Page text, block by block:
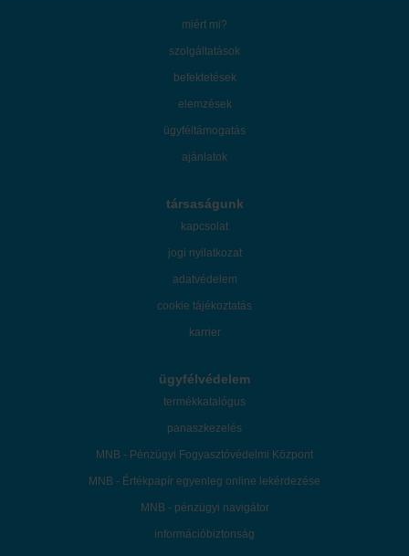
miért mi?
szolgáltatások
befektetések
elemzések
ügyféltámogatás
ajánlatok
társaságunk
kapcsolat
jogi nyilatkozat
adatvédelem
cookie tájékoztatás
karrier
ügyfélvédelem
termékkatalógus
panaszkezelés
MNB - Pénzügyi Fogyasztóvédelmi Központ
MNB - Értékpapír egyenleg online lekérdezése
MNB - pénzügyi navigátor
információbiztonság